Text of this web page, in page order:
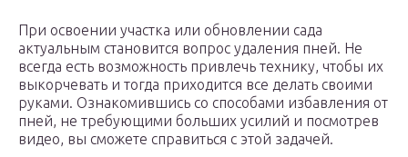
При освоении участка или обновлении сада
актуальным становится вопрос удаления пней. Не
всегда есть возможность привлечь технику, чтобы их
выкорчевать и тогда приходится все делать своими
руками. Ознакомившись со способами избавления от
пней, не требующими больших усилий и посмотрев
видео, вы сможете справиться с этой задачей.